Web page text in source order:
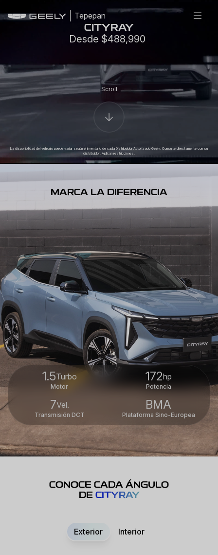
Tepepan
CITYRAY
Desde $488,990
La disponibilidad del vehículo puede variar según el inventario de cada Distribuidor Autorizado Geely. Consulte directamente con su
distribuidor. Aplican restricciones.
Scroll
MARCA LA DIFERENCIA
1.5Turbo
Motor
172hp
Potencia
7Vel.
Transmisión DCT
BMA
Plataforma Sino-Europea
CONOCE CADA ÁNGULO
DE CITYRAY
Exterior Interior